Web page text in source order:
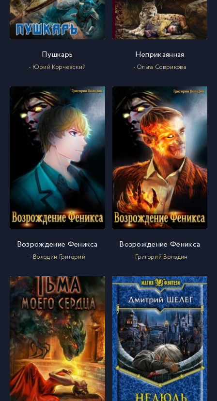
Пушкарь
- Юрий Корчевский
Неприкаянная
- Ольга Соврикова
Возрождение Феникса
- Володин Григорий
Возрождение Феникса
- Григорий Володин